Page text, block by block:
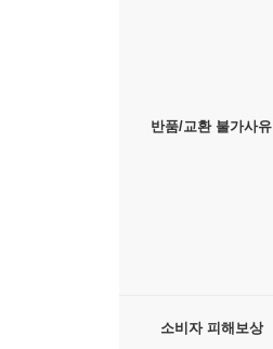
반품/교환 불가사유
소비자 피해보상